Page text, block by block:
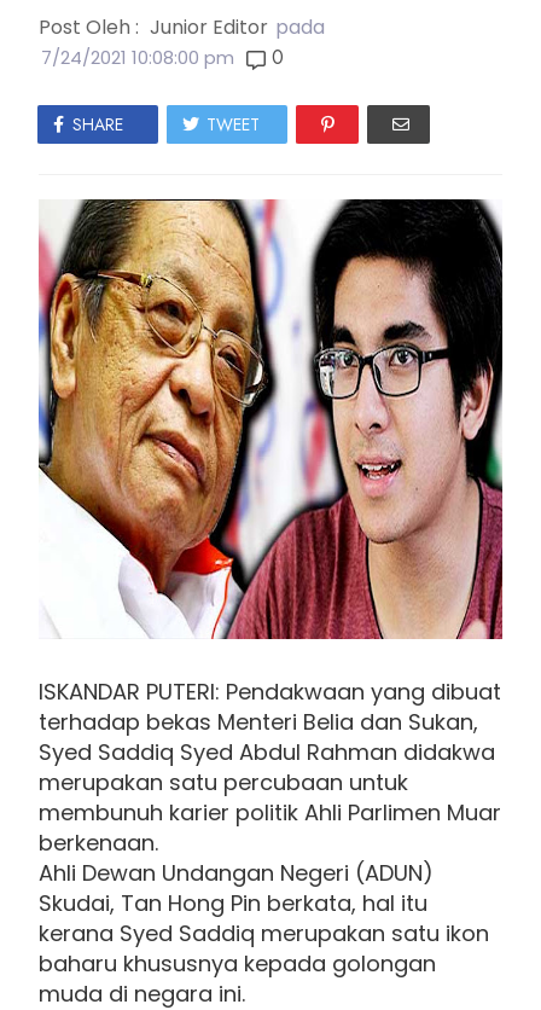
Post Oleh : Junior Editor pada
7/24/2021 10:08:00 pm 0
SHARE TWEET
ISKANDAR PUTERI: Pendakwaan yang dibuat
terhadap bekas Menteri Belia dan Sukan,
Syed Saddiq Syed Abdul Rahman didakwa
merupakan satu percubaan untuk
membunuh karier politik Ahli Parlimen Muar
berkenaan.
Ahli Dewan Undangan Negeri (ADUN)
Skudai, Tan Hong Pin berkata, hal itu
kerana Syed Saddiq merupakan satu ikon
baharu khususnya kepada golongan
muda di negara ini.